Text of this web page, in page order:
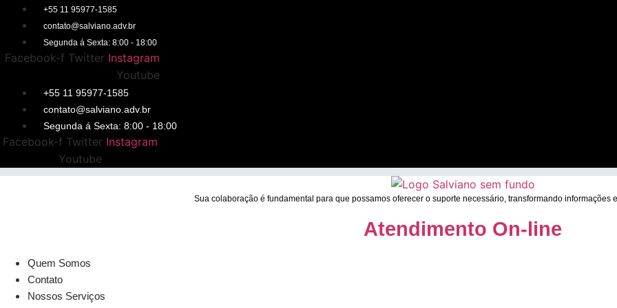
conteúdo
+55 11 95977-1585
contato@salviano.adv.br
Segunda á Sexta: 8:00 - 18:00
Facebook-f Twitter Instagram
Youtube
+55 11 95977-1585
contato@salviano.adv.br
Segunda á Sexta: 8:00 - 18:00
Facebook-f Twitter Instagram
Youtube
Sua colaboração é fundamental para que possamos oferecer o suporte necessário, transformando informações
Atendimento On-line
Quem Somos
Contato
Nossos Serviços